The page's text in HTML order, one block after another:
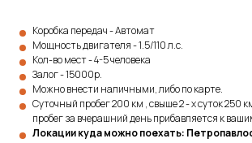
Коробка передач - Автомат
Мощность двигателя - 1.5/110 л.с.
Кол-во мест - 4-5 человека
Залог - 15000р.
Можно внести наличными, либо по карте.
Суточный пробег 200 км , свыше 2 - х суток 250
пробег за вчерашний день прибавляется к
Локации куда можно поехать: